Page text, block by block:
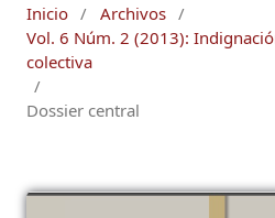
Inicio / Archivos /
Vol. 6 Núm. 2 (2013):
colectiva
/
Dossier central